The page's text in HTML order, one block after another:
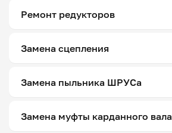
Ремонт редукторов
Замена сцепления
Замена пыльника ШРУСа
Замена муфты карданного вала